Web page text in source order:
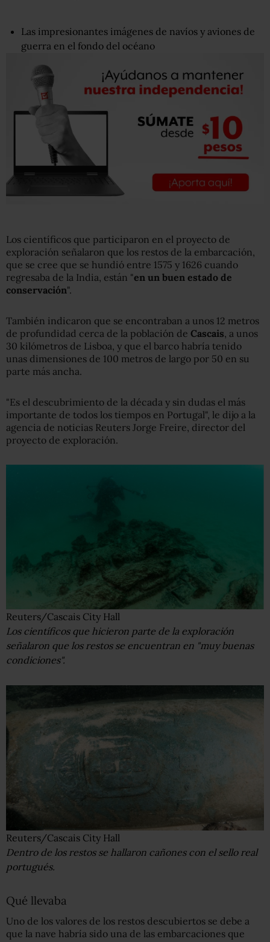
Las impresionantes imágenes de navíos y aviones de
guerra en el fondo del océano
Los científicos que participaron en el proyecto de
exploración señalaron que los restos de la embarcación,
que se cree que se hundió entre 1575 y 1626 cuando
regresaba de la India, están "en un buen estado de
conservación".
También indicaron que se encontraban a unos 12 metros
de profundidad cerca de la población de Cascais , a unos
30 kilómetros de Lisboa, y que el barco habría tenido
unas dimensiones de 100 metros de largo por 50 en su
parte más ancha.
"Es el descubrimiento de la década y sin dudas el más
importante de todos los tiempos en Portugal", le dijo a la
agencia de noticias Reuters Jorge Freire, director del
proyecto de exploración.
Reuters/Cascais City Hall
Los científicos que hicieron parte de la exploración
señalaron que los restos se encuentran en "muy buenas
condiciones".
Reuters/Cascais City Hall
Dentro de los restos se hallaron cañones con el sello real
portugués.
Qué llevaba
Uno de los valores de los restos descubiertos se debe a
que la nave habría sido una de las embarcaciones que